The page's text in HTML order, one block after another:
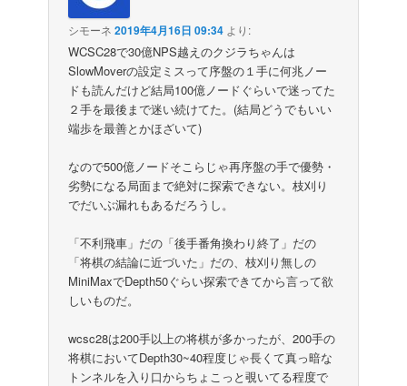
シモーネ 2019年4月16日 09:34 より:
WCSC28で30億NPS越えのクジラちゃんは
SlowMoverの設定ミスって序盤の１手に何兆ノー
ドも読んだけど結局100億ノードぐらいで迷ってた
２手を最後まで迷い続けてた。(結局どうでもいい
端歩を最善とかほざいて)
なので500億ノードそこらじゃ再序盤の手で優勢・
劣勢になる局面まで絶対に探索できない。枝刈り
でだいぶ漏れもあるだろうし。
「不利飛車」だの「後手番角換わり終了」だの
「将棋の結論に近づいた」だの、枝刈り無しの
MiniMaxでDepth50ぐらい探索できてから言って欲
しいものだ。
wcsc28は200手以上の将棋が多かったが、200手の
将棋においてDepth30~40程度じゃ長くて真っ暗な
トンネルを入り口からちょこっと覗いてる程度で